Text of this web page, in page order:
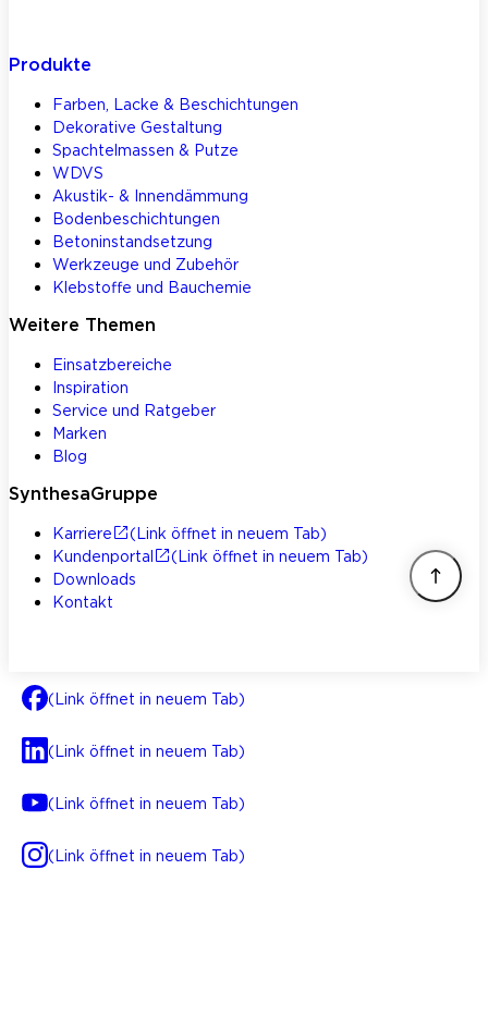
Produkte
Farben, Lacke & Beschichtungen
Dekorative Gestaltung
Spachtelmassen & Putze
WDVS
Akustik- & Innendämmung
Bodenbeschichtungen
Betoninstandsetzung
Werkzeuge und Zubehör
Klebstoffe und Bauchemie
Weitere Themen
Einsatzbereiche
Inspiration
Service und Ratgeber
Marken
Blog
SynthesaGruppe
Karriere
(Link öffnet in neuem Tab)
Kundenportal
(Link öffnet in neuem Tab)
Downloads
Kontakt
(Link öffnet in neuem Tab)
(Link öffnet in neuem Tab)
(Link öffnet in neuem Tab)
(Link öffnet in neuem Tab)